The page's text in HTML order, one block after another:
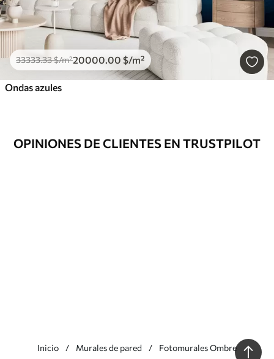
33333.33$/m²20000.00 $/m²
Ondas azules
OPINIONES DE CLIENTES EN TRUSTPILOT
Inicio Murales de pared Fotomurales Ombre